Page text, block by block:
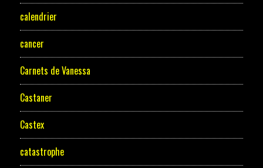
calendrier
cancer
Carnets de Vanessa
Castaner
Castex
catastrophe